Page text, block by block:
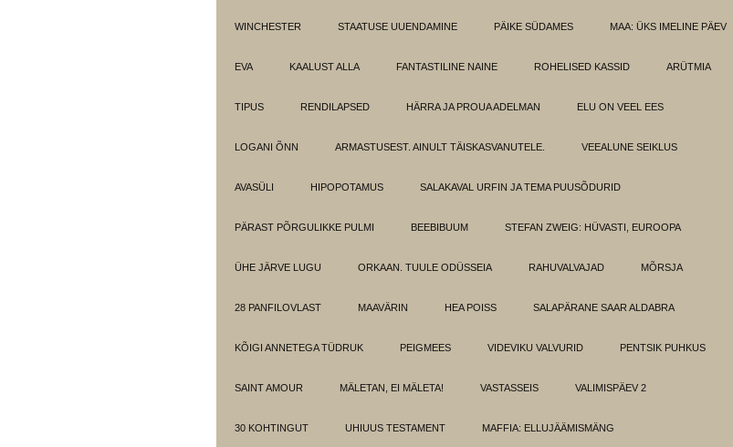
WINCHESTER STAATUSE UUENDAMINE PÄIKE SÜDAMES MAA: ÜKS IMELINE PÄEV
EVA KAALUST ALLA FANTASTILINE NAINE ROHELISED KASSID ARÜTMIA
TIPUS RENDILAPSED HÄRRA JA PROUA ADELMAN ELU ON VEEL EES
LOGANI ÕNN ARMASTUSEST. AINULT TÄISKASVANUTELE. VEEALUNE SEIKLUS
AVASÜLI HIPOPOTAMUS SALAKAVAL URFIN JA TEMA PUUSÕDURID
PÄRAST PÕRGULIKKE PULMI BEEBIBUUM STEFAN ZWEIG: HÜVASTI, EUROOPA
ÜHE JÄRVE LUGU ORKAAN. TUULE ODÜSSEIA RAHUVALVAJAD MÕRSJA
28 PANFILOVLAST MAAVÄRIN HEA POISS SALAPÄRANE SAAR ALDABRA
KÕIGI ANNETEGA TÜDRUK PEIGMEES VIDEVIKU VALVURID PENTSIK PUHKUS
SAINT AMOUR MÄLETAN, EI MÄLETA! VASTASSEIS VALIMISPÄEV 2
30 KOHTINGUT UHIUUS TESTAMENT MAFFIA: ELLUJÄÄMISMÄNG